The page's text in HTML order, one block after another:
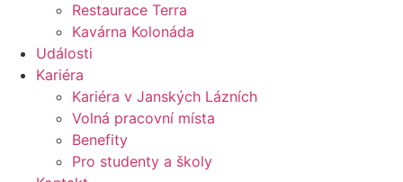
Restaurace Terra
Kavárna Kolonáda
Události
Kariéra
Kariéra v Janských Lázních
Volná pracovní místa
Benefity
Pro studenty a školy